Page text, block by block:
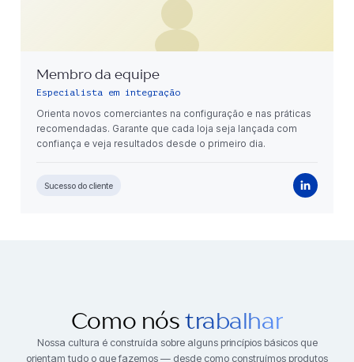
Membro da equipe
Especialista em integração
Orienta novos comerciantes na configuração e nas práticas
recomendadas. Garante que cada loja seja lançada com
confiança e veja resultados desde o primeiro dia.
Sucesso do cliente
Como nós trabalhar
Nossa cultura é construída sobre alguns princípios básicos que
orientam tudo o que fazemos — desde como construímos produtos